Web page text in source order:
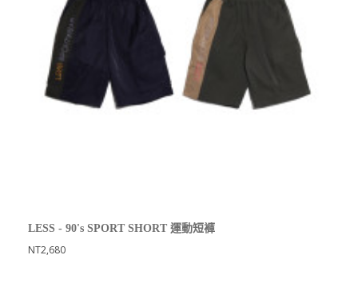
LESS - 90's SPORT SHORT 運動短褲
NT2,680